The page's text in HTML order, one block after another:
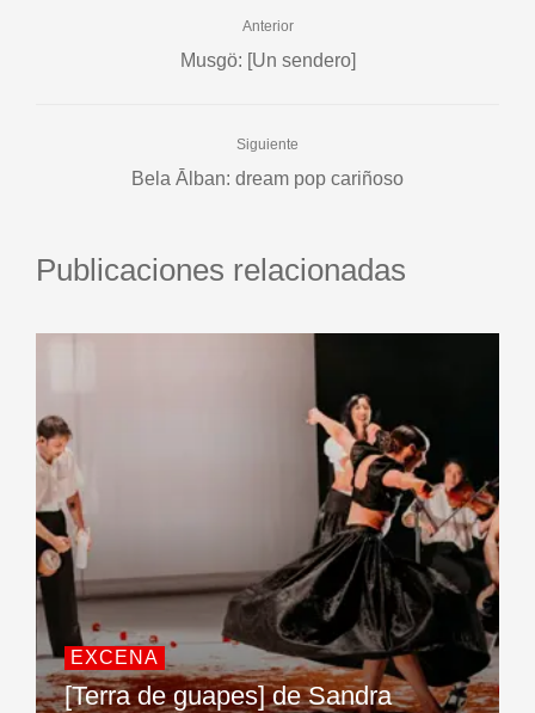
Anterior
Musgö: [Un sendero]
Siguiente
Bela Ālban: dream pop cariñoso
Publicaciones relacionadas
EXCENA
[Terra de guapes] de Sandra